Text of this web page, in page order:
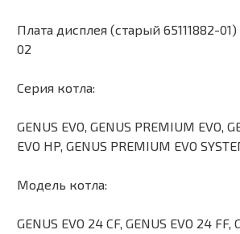
Плата дисплея (старый 65111882-
02
Серия котла:
GENUS EVO, GENUS PREMIUM EVO,
EVO HP, GENUS PREMIUM EVO
Модель котла:
GENUS EVO 24 CF, GENUS EVO 24 FF,